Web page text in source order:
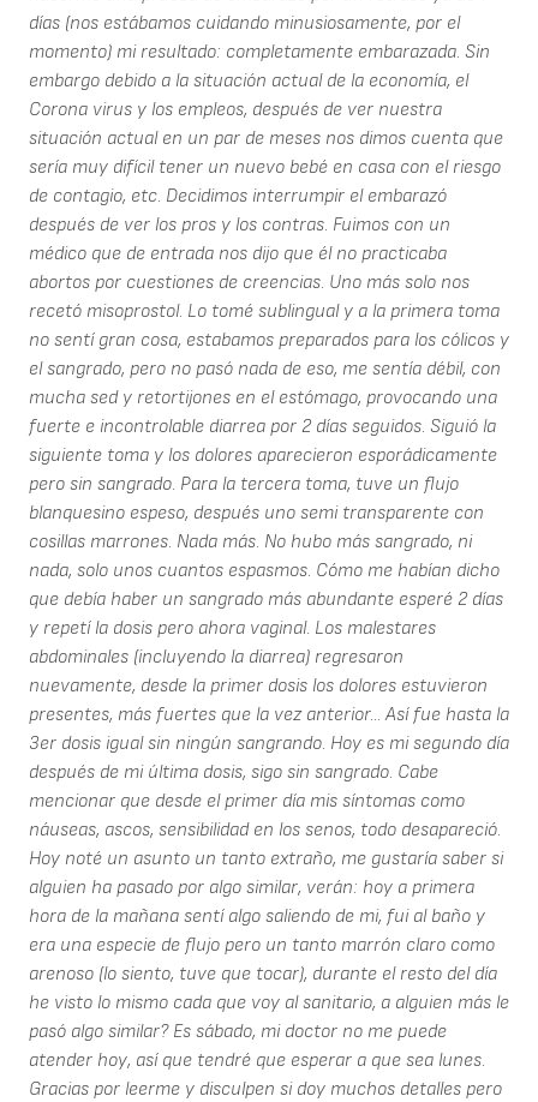
días (nos estábamos cuidando minusiosamente, por el
momento) mi resultado: completamente embarazada. Sin
embargo debido a la situación actual de la economía, el
Corona virus y los empleos, después de ver nuestra
situación actual en un par de meses nos dimos cuenta que
sería muy difícil tener un nuevo bebé en casa con el riesgo
de contagio, etc. Decidimos interrumpir el embarazó
después de ver los pros y los contras. Fuimos con un
médico que de entrada nos dijo que él no practicaba
abortos por cuestiones de creencias. Uno más solo nos
recetó misoprostol. Lo tomé sublingual y a la primera toma
no sentí gran cosa, estabamos preparados para los cólicos y
el sangrado, pero no pasó nada de eso, me sentía débil, con
mucha sed y retortijones en el estómago, provocando una
fuerte e incontrolable diarrea por 2 días seguidos. Siguió la
siguiente toma y los dolores aparecieron esporádicamente
pero sin sangrado. Para la tercera toma, tuve un flujo
blanquesino espeso, después uno semi transparente con
cosillas marrones. Nada más. No hubo más sangrado, ni
nada, solo unos cuantos espasmos. Cómo me habían dicho
que debía haber un sangrado más abundante esperé 2 días
y repetí la dosis pero ahora vaginal. Los malestares
abdominales (incluyendo la diarrea) regresaron
nuevamente, desde la primer dosis los dolores estuvieron
presentes, más fuertes que la vez anterior... Así fue hasta la
3er dosis igual sin ningún sangrando. Hoy es mi segundo día
después de mi última dosis, sigo sin sangrado. Cabe
mencionar que desde el primer día mis síntomas como
náuseas, ascos, sensibilidad en los senos, todo desapareció.
Hoy noté un asunto un tanto extraño, me gustaría saber si
alguien ha pasado por algo similar, verán: hoy a primera
hora de la mañana sentí algo saliendo de mi, fui al baño y
era una especie de flujo pero un tanto marrón claro como
arenoso (lo siento, tuve que tocar), durante el resto del día
he visto lo mismo cada que voy al sanitario, a alguien más le
pasó algo similar? Es sábado, mi doctor no me puede
atender hoy, así que tendré que esperar a que sea lunes.
Gracias por leerme y disculpen si doy muchos detalles pero